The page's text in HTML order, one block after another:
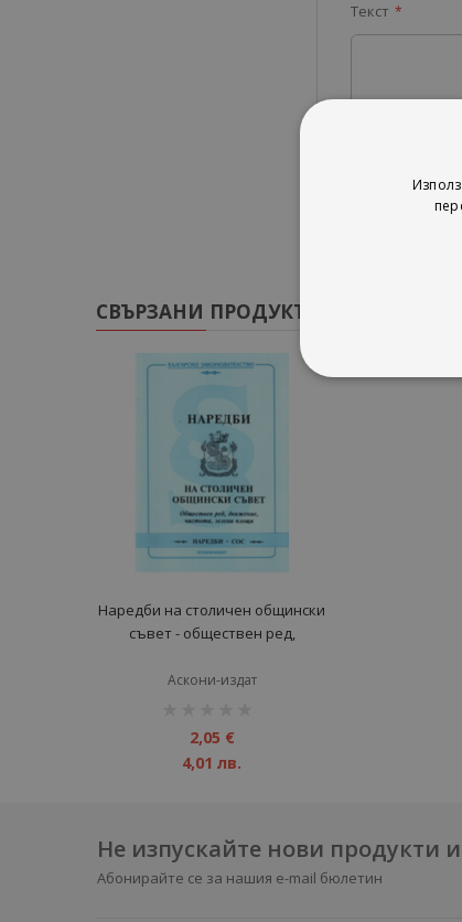
Текст
Изпрати
СВЪРЗАНИ ПРОДУКТИ
Наредби на столичен общински
съвет - обществен ред,
площи
Аскони-издат
2,05 €
4,01 лв.
Не изпускайте нови продукти
Абонирайте се за нашия e-mail бюлетин